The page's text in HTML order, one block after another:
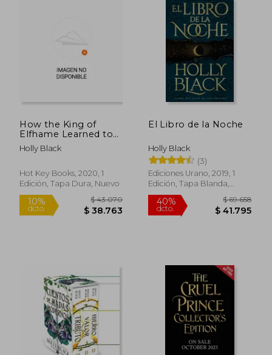
40%
dcto.
How the King of
Elfhame Learned to
Hate Stories (The
Folk of the air Series)
of Fantasy Fiction (en
Inglés)
Holly Black
Hot Key Books, 2020, 1
Edición, Tapa Dura, Nuevo
El Libro de la Noche
Holly Black
(3)
Ediciones Urano, 2019, 1
Edición, Tapa Blanda,
Nuevo